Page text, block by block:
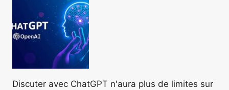
Discuter avec ChatGPT n'aura plus de limites sur